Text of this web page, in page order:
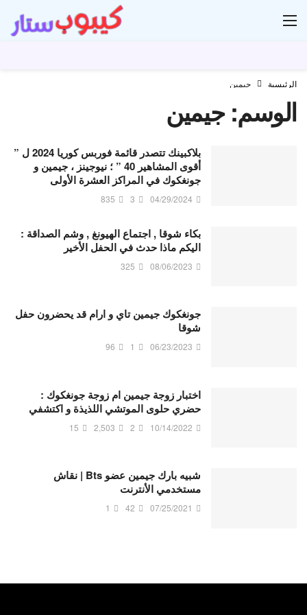
الرئيسية جيمين
الوسم:جيمين
‏بلاكبينك تتصدر قائمة ‏فوربس كوريا 2024‏ ل ”
أقوى المشاهير 40 ” ؛ نيوجينز ،‏ جيمين و
جونغكوك في المراكز العشرة الأولى
04/29/2024
3
835
بكاء شوقا , اجتماع الهيونغ , وشم الصداقة :
اليكم ماذا حدث في الحفل الأخير
08/06/2023
325
جونغكوك جيمين تاي و ارام قد يحضرون حفل
شوقا
06/23/2023
1
96
اختبار زوجة جيمين ام زوجة جونغكوك :
حضري حلوى الموتشي اللذيذة و اكتشفي
10/14/2022
2
2,503
15
شبيه بارك جيمين عضو Bts | نقاش
مستخدمي الأنترنت
07/25/2021
42
1